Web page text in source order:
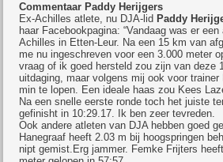
Commentaar Paddy Herijgers
Ex-Achilles atlete, nu DJA-lid Paddy
haar Facebookpagina: “Vandaag was er
Achilles in Etten-Leur. Na een 15 km van
me nu ingeschreven voor een 3.000 meter
vraag of ik goed hersteld zou zijn van deze
uitdaging, maar volgens mij ook voor
min te lopen. Een ideale haas zou Kees
Na een snelle eerste ronde toch het juiste
gefinisht in 10:29.17. Ik ben zeer tevreden.
Ook andere atleten van DJA hebben goed
Hanegraaf heeft 2.03 m bij hoogspringen
nipt gemist.Erg jammer. Femke Frijters